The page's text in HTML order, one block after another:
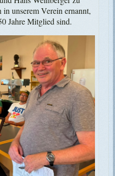
unserem Verein ernannt,
Jahre Mitglied sind.